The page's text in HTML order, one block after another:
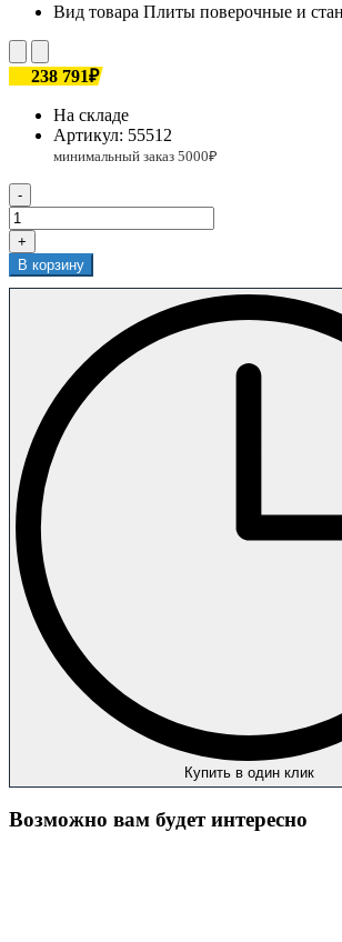
Вид товара Плиты поверочные и
238 791₽
На складе
Артикул: 55512
-
+
В корзину
Купить в один клик
Возможно вам будет интересно